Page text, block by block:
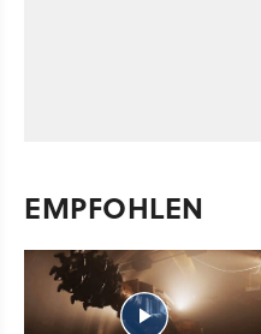
EMPFOHLEN